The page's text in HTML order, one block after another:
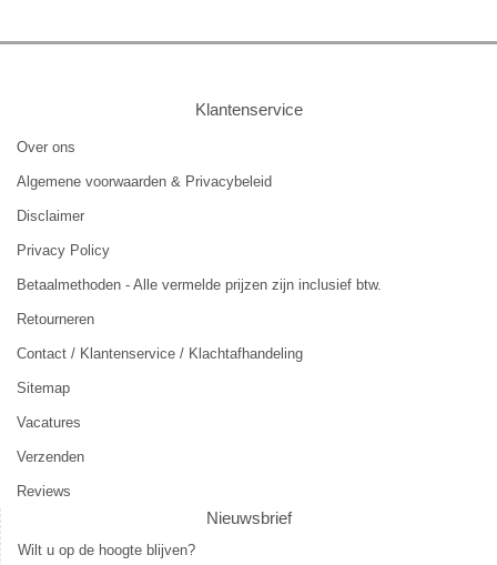
Klantenservice
Over ons
Algemene voorwaarden & Privacybeleid
Disclaimer
Privacy Policy
Betaalmethoden - Alle vermelde prijzen zijn inclusief btw.
Retourneren
Contact / Klantenservice / Klachtafhandeling
Sitemap
Vacatures
Verzenden
Reviews
Nieuwsbrief
Wilt u op de hoogte blijven?